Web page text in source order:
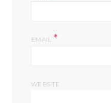
EMAIL *
WEBSITE